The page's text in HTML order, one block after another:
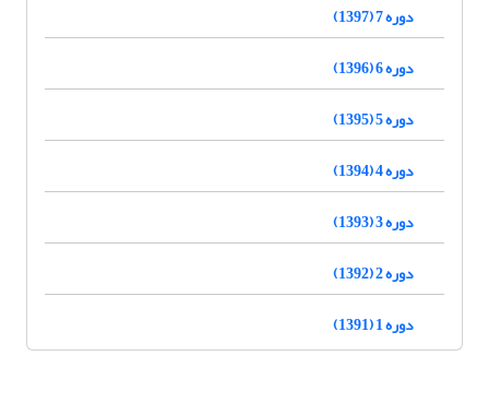
دوره 7 (1397)
دوره 6 (1396)
دوره 5 (1395)
دوره 4 (1394)
دوره 3 (1393)
دوره 2 (1392)
دوره 1 (1391)